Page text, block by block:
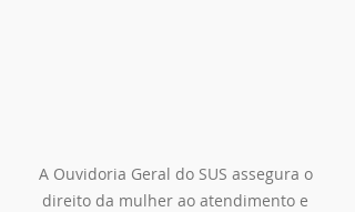
A Ouvidoria Geral do SUS assegura o
direito da mulher ao atendimento e